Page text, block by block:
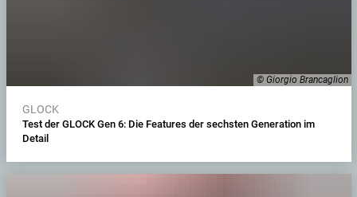
© Giorgio Brancaglion
GLOCK
Test der GLOCK Gen 6: Die Features der sechsten Generation im
Detail